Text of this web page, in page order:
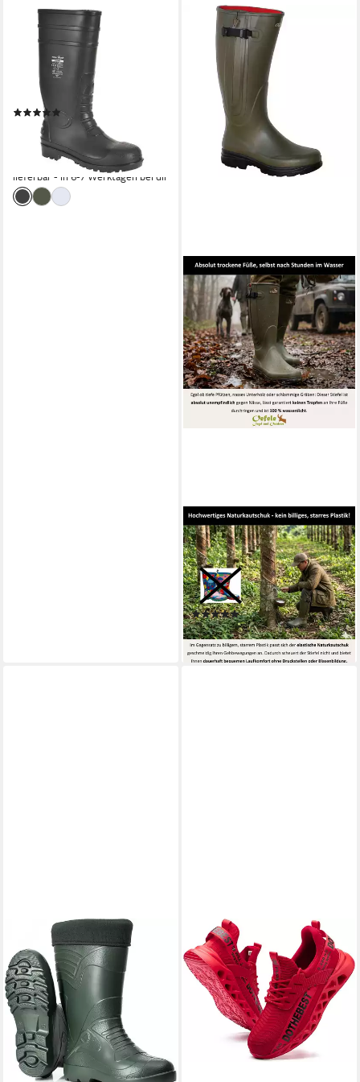
PORTWEST
FW95 - Total-
Sicherheitsgummistiefel S5,
schwarz, grün, weiß
Gummistiefel Stahlkappe
(2)
38,09 € UVP 43,90 €
(38,09 €/ 1 Paar)
lieferbar - in 6-7 Werktagen bei dir
LA CHASSE®
Neopren-Gummistiefel
"Arles" Jagdstiefel
wasserdicht Gummistiefel
Gummistiefel wasserdicht
(1)
189,99 €
lieferbar - in 2-3 Werktagen bei dir